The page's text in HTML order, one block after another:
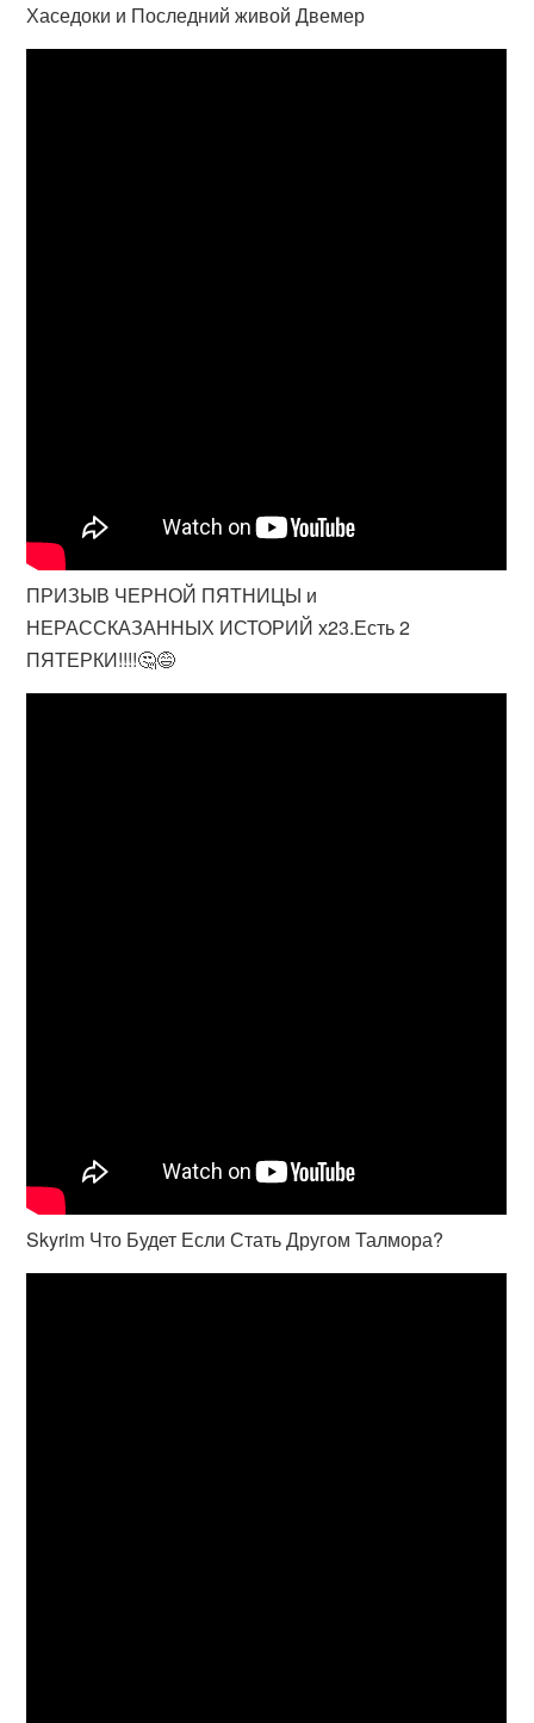
Хаседоки и Последний живой Двемер
ПРИЗЫВ ЧЕРНОЙ ПЯТНИЦЫ и
НЕРАССКАЗАННЫХ ИСТОРИЙ х23.Есть 2
ПЯТЕРКИ!!!!🤔😅
Skyrim Что Будет Если Стать Другом Талмора?